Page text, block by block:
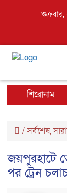
শিরোনাম
/সর্বশেষ,
জয়পুরহাটে
পর ট্রেন